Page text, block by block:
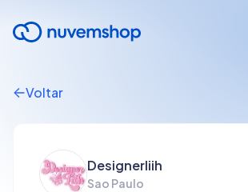
Voltar
Designerliih
Sao Paulo